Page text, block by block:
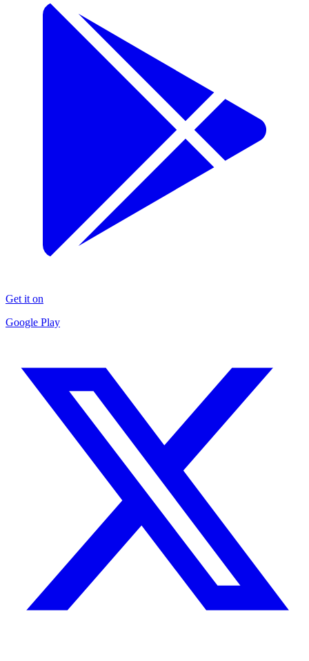
Get it on
Google Play